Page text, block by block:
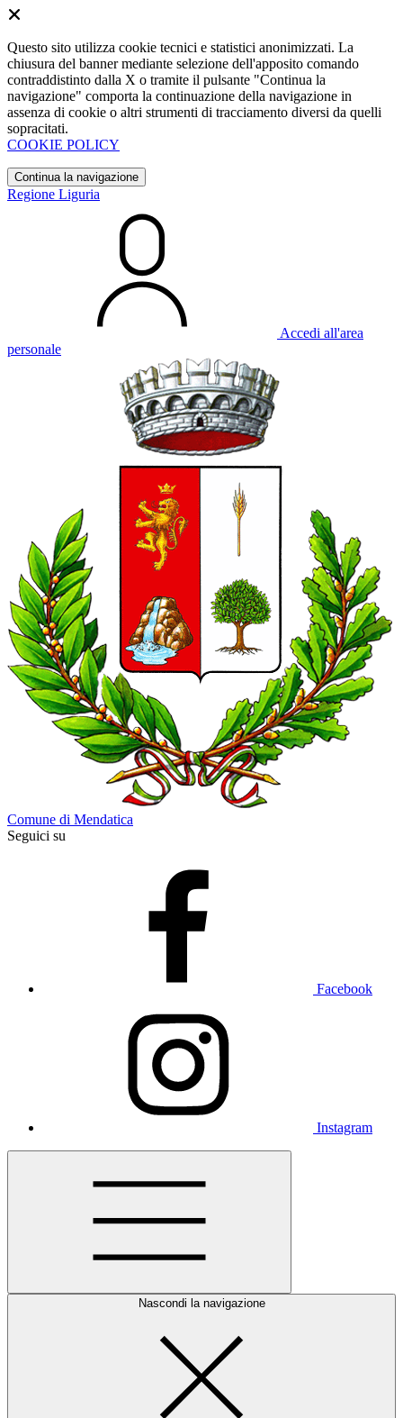
Questo sito utilizza cookie tecnici e statistici anonimizzati. La
chiusura del banner mediante selezione dell'apposito comando
contraddistinto dalla X o tramite il pulsante "Continua la
navigazione" comporta la continuazione della navigazione in
assenza di cookie o altri strumenti di tracciamento diversi da quelli
sopracitati.
COOKIE POLICY
Continua la navigazione
Regione Liguria
Accedi all'area
personale
Comune di Mendatica
Seguici su
Facebook
Instagram
Nascondi la navigazione